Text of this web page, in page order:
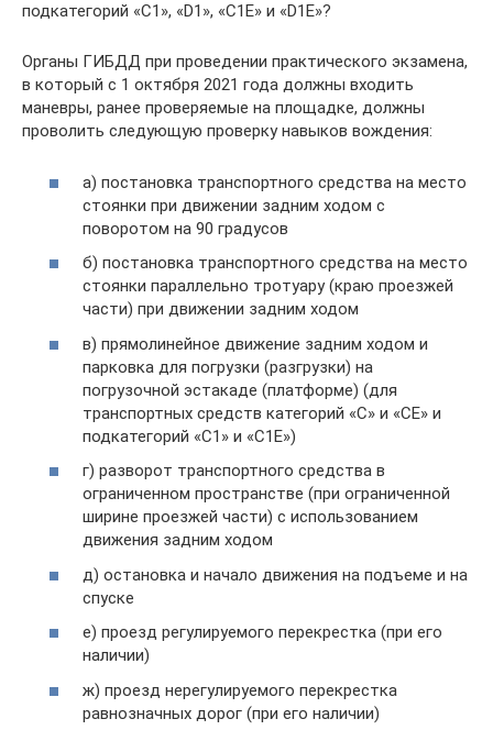
подкатегорий «C1», «D1», «C1E» и «D1E»?
Органы ГИБДД при проведении практического экзамена,
в который с 1 октября 2021 года должны входить
маневры, ранее проверяемые на площадке, должны
проволить следующую проверку навыков вождения:
а) постановка транспортного средства на место
стоянки при движении задним ходом с
поворотом на 90 градусов
б) постановка транспортного средства на место
стоянки параллельно тротуару (краю проезжей
части) при движении задним ходом
в) прямолинейное движение задним ходом и
парковка для погрузки (разгрузки) на
погрузочной эстакаде (платформе) (для
транспортных средств категорий «С» и «СЕ» и
подкатегорий «С1» и «С1Е»)
г) разворот транспортного средства в
ограниченном пространстве (при ограниченной
ширине проезжей части) с использованием
движения задним ходом
д) остановка и начало движения на подъеме и на
спуске
е) проезд регулируемого перекрестка (при его
наличии)
ж) проезд нерегулируемого перекрестка
равнозначных дорог (при его наличии)